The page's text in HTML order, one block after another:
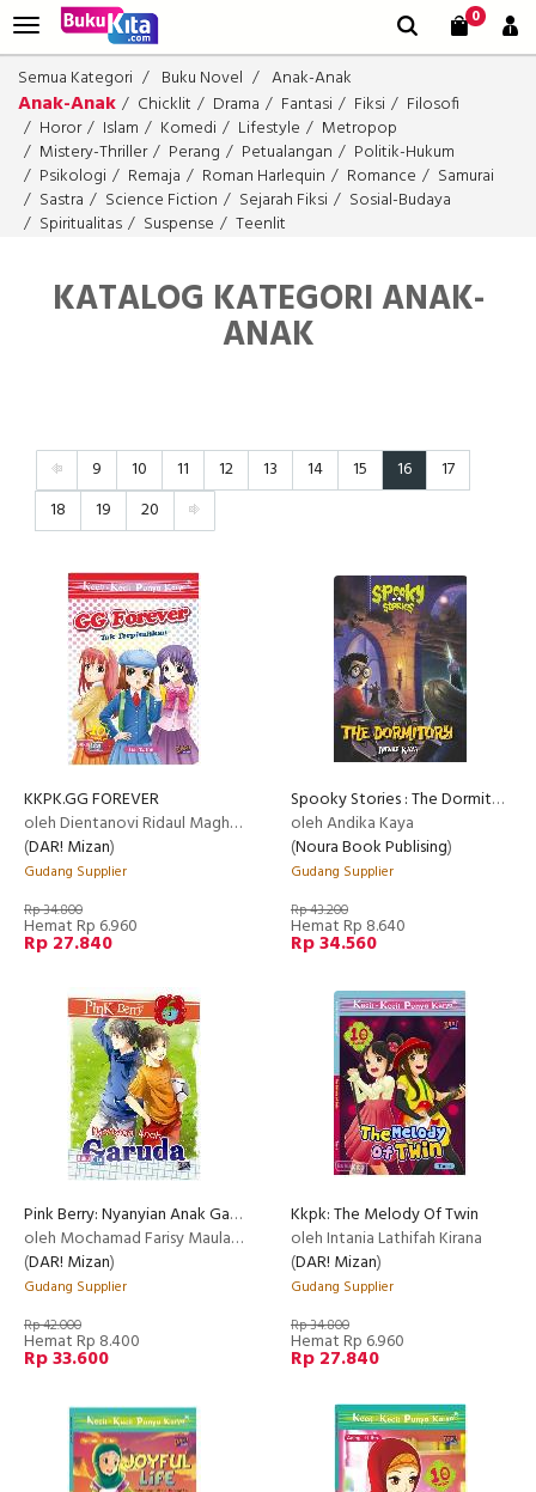
0
Semua Kategori Buku Novel Anak-Anak
Anak-Anak Chicklit Drama Fantasi Fiksi
Filosofi
Horor
Islam Komedi Lifestyle
Metropop
Mistery-Thriller
Perang Petualangan
Politik-Hukum
Psikologi
Remaja Roman Harlequin Romance
Samurai
Sastra
Science Fiction Sejarah Fiksi
Sosial-Budaya
Spiritualitas
Suspense Teenlit
KATALOG KATEGORI ANAK-
ANAK
9 10 11 12 13 14 15 16
17
18
19 20
KKPK.GG FOREVER
oleh Dientanovi Ridaul Maghfiroh
(DAR! Mizan)
Gudang Supplier
Rp 34.800
Hemat Rp 6.960
Rp 27.840
Spooky Stories : The Dormitory
oleh Andika Kaya
(Noura Book Publising)
Gudang Supplier
Rp 43.200
Hemat Rp 8.640
Rp 34.560
Pink Berry: Nyanyian Anak Garuda
oleh Mochamad Farisy Maulana Yusuf
(DAR! Mizan)
Gudang Supplier
Rp 42.000
Hemat Rp 8.400
Rp 33.600
Kkpk: The Melody Of Twin
oleh Intania Lathifah Kirana
(DAR! Mizan)
Gudang Supplier
Rp 34.800
Hemat Rp 6.960
Rp 27.840